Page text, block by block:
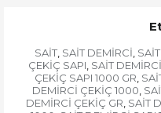
SAİT, SAİT DEMİRCİ,
ÇEKİÇ SAPI, SAİT
ÇEKİÇ SAPI 1000 GR,
DEMİRCİ ÇEKİÇ 1000,
DEMİRCİ ÇEKİÇ GR, SAİT